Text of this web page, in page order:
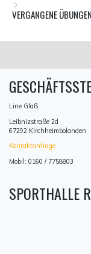
VERGANGENE
Line Glaß
Leibnizstraße 2d
67292 Kirchheimbolanden
Kontaktanfrage
Mobil: 0160 / 7758803
SPORTHALLE